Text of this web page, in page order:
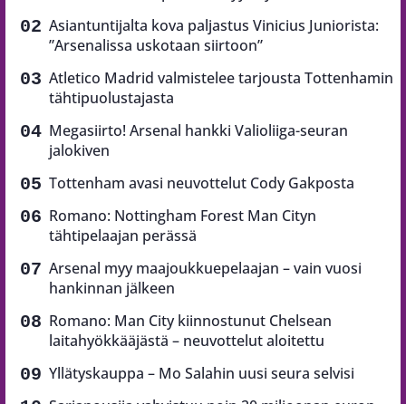
Asiantuntijalta kova paljastus Vinicius Juniorista:
”Arsenalissa uskotaan siirtoon”
Atletico Madrid valmistelee tarjousta Tottenhamin
tähtipuolustajasta
Megasiirto! Arsenal hankki Valioliiga-seuran
jalokiven
Tottenham avasi neuvottelut Cody Gakposta
Romano: Nottingham Forest Man Cityn
tähtipelaajan perässä
Arsenal myy maajoukkuepelaajan – vain vuosi
hankinnan jälkeen
Romano: Man City kiinnostunut Chelsean
laitahyökkääjästä – neuvottelut aloitettu
Yllätyskauppa – Mo Salahin uusi seura selvisi